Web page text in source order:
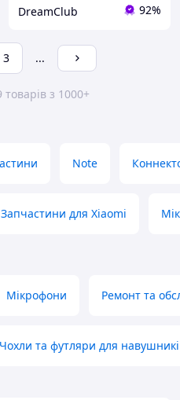
DreamClub 92%
3 ...
з 1000+
Note
Запчастини для Xiaomi
Мікрофони Ремонт та
Чохли та футляри для